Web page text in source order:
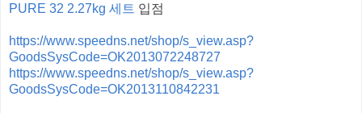
PURE 32 2.27kg 세트 입점
https://www.speedns.net/shop/s_view.asp?
GoodsSysCode=OK2013072248727
https://www.speedns.net/shop/s_view.asp?
GoodsSysCode=OK2013110842231